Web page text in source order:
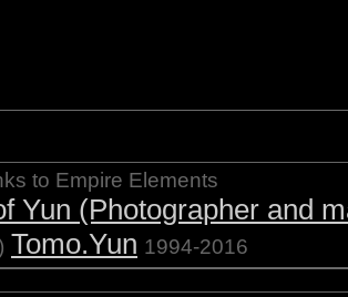
to Empire Elements
Yun (Photographer and
Tomo.Yun 1994-2016